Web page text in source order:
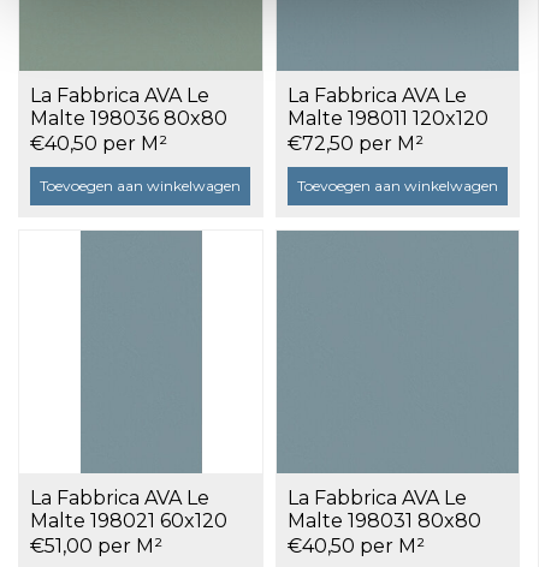
La Fabbrica AVA Le
Malte 198036 80x80
Sage a 1,28 m²
€40,50 per M²
Toevoegen aan winkelwagen
La Fabbrica AVA Le
Malte 198011 120x120
Avio a 2,88 m²
€72,50 per M²
Toevoegen aan winkelwagen
La Fabbrica AVA Le
Malte 198021 60x120
Avio a 1,44 m²
€51,00 per M²
La Fabbrica AVA Le
Malte 198031 80x80
Avio a 1,28 m²
€40,50 per M²